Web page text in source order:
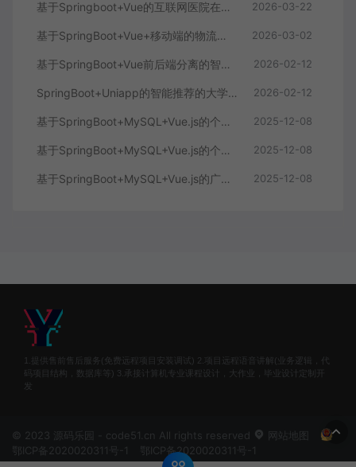
基于SpringBoot+Vue+移动端的物流快递系统 2026-03-02
2026-02-12
2026-02-12
基于SpringBoot+MySQL+Vue.js的个人健康管理系统(附论文) 2025-12-08
2025-12-08
2025-12-08
1.提供售前售后服务(免费远程项目安装调试) 2.项目远程语音讲解(业务逻辑，代